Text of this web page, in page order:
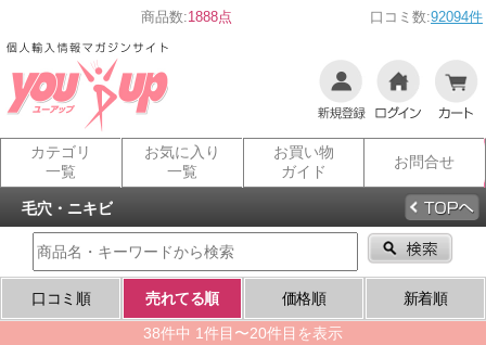
商品数:1888点 口コミ数:92094件
カテゴリ
一覧
お気に入り
一覧
お買い物
ガイド
お問合せ
毛穴・ニキビ
口コミ順 売れてる順 価格順
新着順
38件中 1件目〜20件目を表示